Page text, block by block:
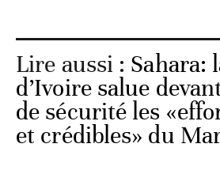
Lire aussi : Sahara:
d’Ivoire salue
de sécurité les
et crédibles» du